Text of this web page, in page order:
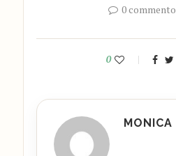
0 commento
0